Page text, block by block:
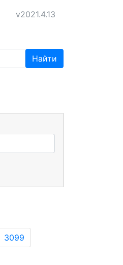
v2021.4.13
Найти
3099